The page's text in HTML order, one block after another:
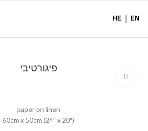
EN
HE
פיגורטיבי
paper on linen
60cm x 50cm (24″ x 20″)